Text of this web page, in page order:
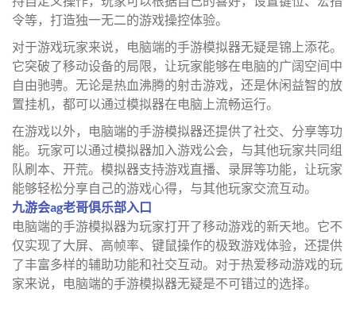
令等，打造独一无二的游戏操控体验。
对于游戏玩家来说，电脑端的手游模拟器无疑是锦上添花。
它突破了移动设备的局限，让玩家能够在电脑的广阔空间中
自由驰骋。无论是热血沸腾的射击游戏，还是休闲益智的放
置挂机，都可以通过模拟器在电脑上流畅运行。
在游戏以外，电脑端的手游模拟器还提供了社交、分享等功
能。玩家可以通过模拟器加入游戏公会，与其他玩家共同组
队刷本、开荒。模拟器支持游戏直播、录屏等功能，让玩家
能够轻松分享自己的游戏心得，与其他玩家交流互动。
九游会ag老哥俱乐部入口
电脑端的手游模拟器为玩家打开了移动游戏的新天地。它不
仅实现了大屏、高帧率、键鼠操作的极致游戏体验，还提供
了丰富多样的辅助功能和社交互动。对于热爱移动游戏的玩
家来说，电脑端的手游模拟器无疑是不可错过的选择。